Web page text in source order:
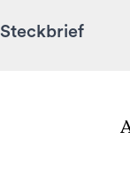
Steckbrief